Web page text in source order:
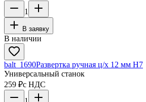
1
В заявку
В наличии
balt_1690Развертка ручная ц/х 12 мм Н7
Универсальный станок
259 ₽с НДС